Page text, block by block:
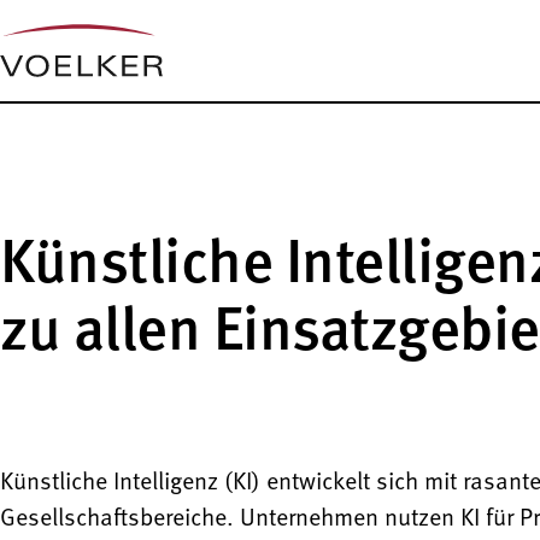
Künstliche
zu allen
Künstliche Intelligenz (KI) entwickelt sich mit
Gesellschaftsbereiche. Unternehmen nutzen KI für